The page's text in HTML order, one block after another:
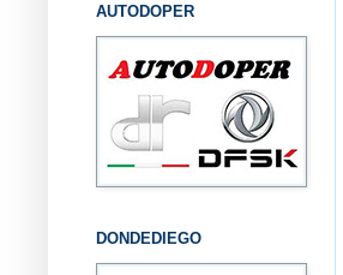
AUTODOPER
DONDEDIEGO